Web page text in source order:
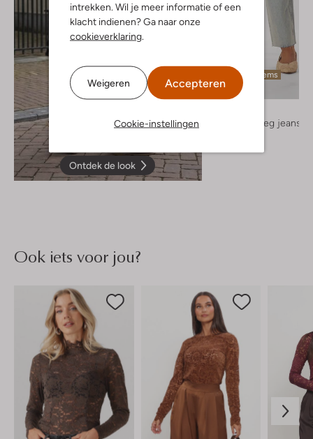
intrekken. Wil je meer informatie of een
klacht indienen? Ga naar onze
cookieverklaring.
Weigeren Accepteren
Cookie-instellingen
Ontdek de look
Laatste items
Straight leg jeans
Ook iets voor jou?